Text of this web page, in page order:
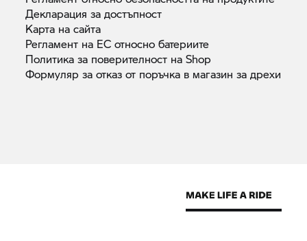
Декларация задостъпност
Карта насайта
Регламент на ЕС относнобатериите
Политика за поверителност наShop
Формуляр за отказ от поръчка в магазин задрехи